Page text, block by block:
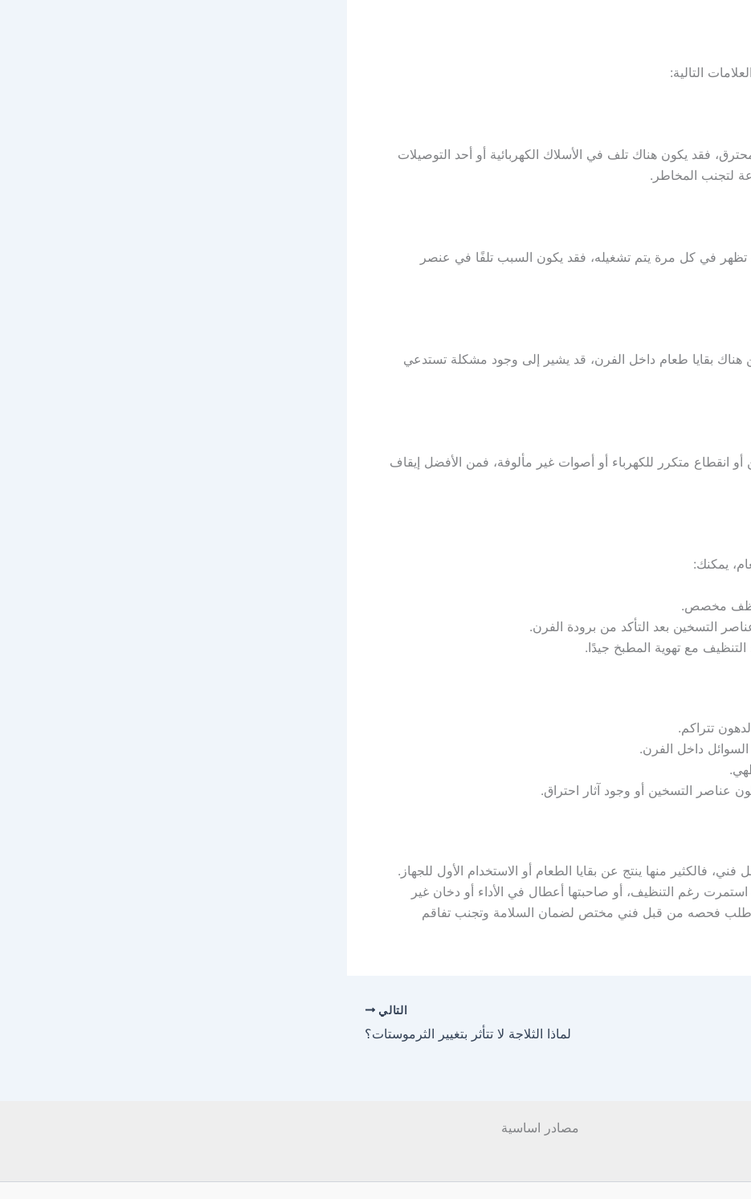
التالية:
فقد يكون هناك تلف في الأسلاك الكهربائية أو أحد التوصيلات
لتجنب المخاطر.
تظهر في كل مرة يتم تشغيله، فقد يكون السبب تلفًا في عنصر
بقايا طعام داخل الفرن، قد يشير إلى وجود مشكلة تستدعي
انقطاع متكرر للكهرباء أو أصوات غير مألوفة، فمن الأفضل إيقاف
يمكنك:
منظف مخصص.
التسخين بعد التأكد من برودة الفرن.
مع تهوية المطبخ جيدًا.
تتراكم.
داخل الفرن.
عناصر التسخين أو وجود آثار احتراق.
فالكثير منها ينتج عن بقايا الطعام أو الاستخدام الأول للجهاز.
استمرت رغم التنظيف، أو صاحبتها أعطال في الأداء أو دخان غير
فحصه من قبل فني مختص لضمان السلامة وتجنب تفاقم
التالي
لماذا الثلاجة لا تتأثر بتغيير الثرموستات؟
مصادر اساسية